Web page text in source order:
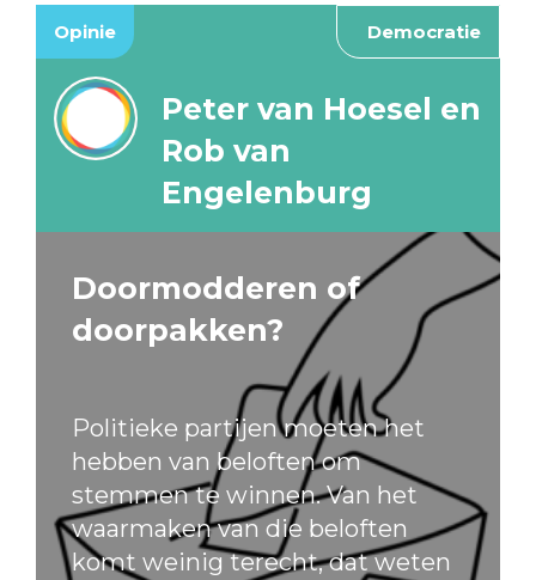
Opinie Democratie
Peter van Hoesel en
Rob van
Engelenburg
Doormodderen of
doorpakken?
Politieke partijen moeten het
hebben van beloften om
stemmen te winnen. Van het
waarmaken van die beloften
komt weinig terecht, dat weten